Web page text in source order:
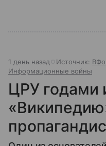
1 день назад Источник:
Информационные войны
ЦРУ годами